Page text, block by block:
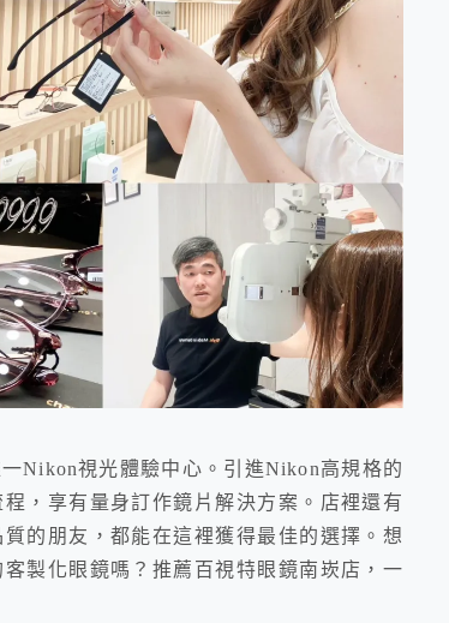
Nikon視光體驗中心。引進Nikon高規格的
，享有量身訂作鏡片解決方案。店裡還有
的朋友，都能在這裡獲得最佳的選擇。想
製化眼鏡嗎？推薦百視特眼鏡南崁店，一